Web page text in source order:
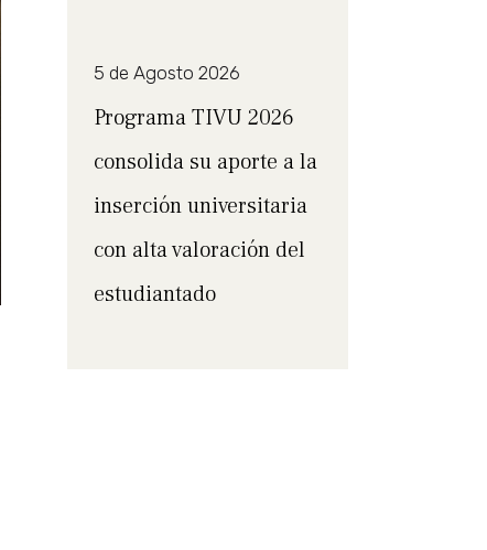
5 de Agosto 2026
Programa TIVU 2026
consolida su aporte a la
inserción universitaria
con alta valoración del
estudiantado